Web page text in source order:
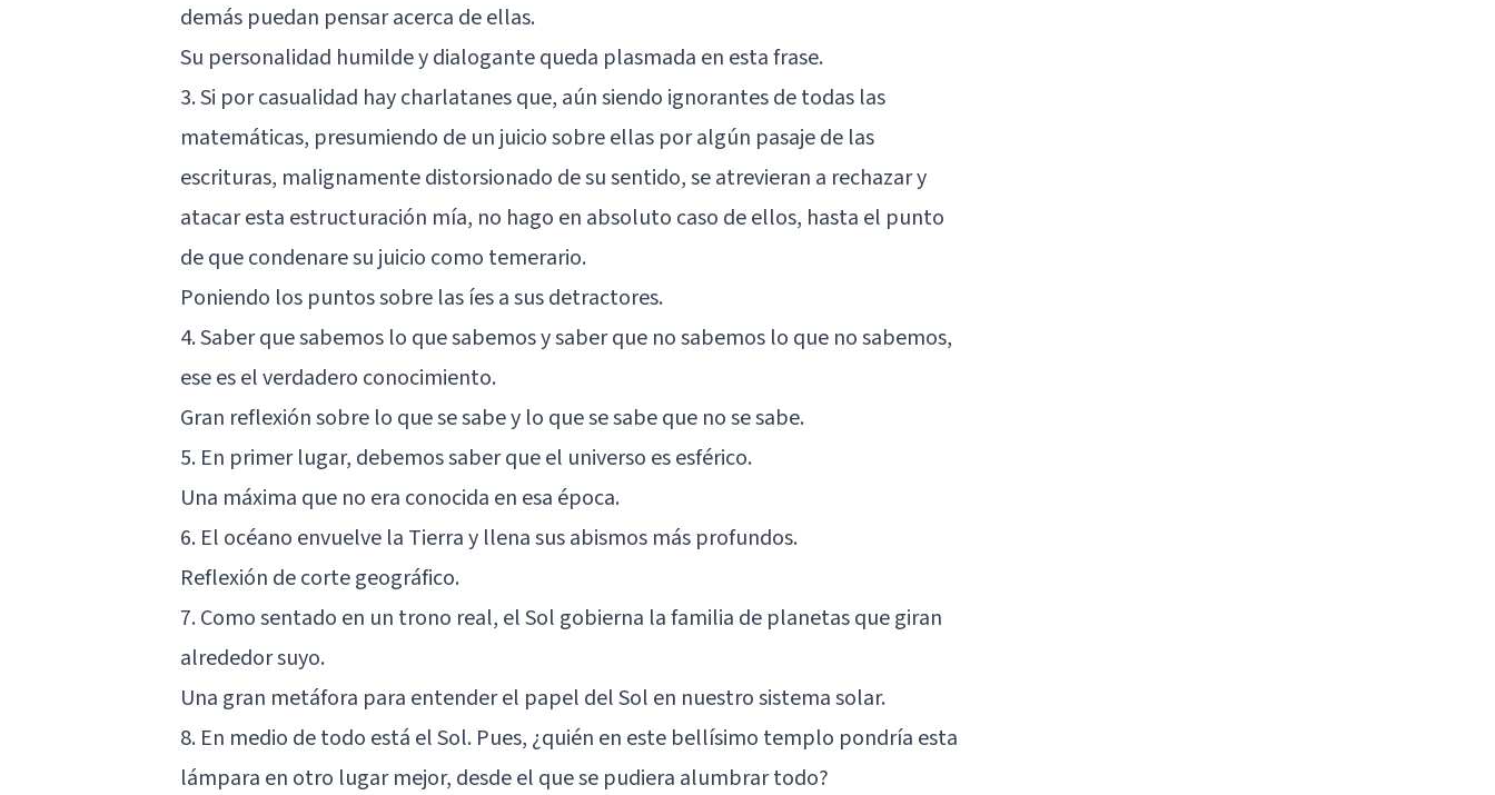
demás puedan pensar acerca de ellas.
Su personalidad humilde y dialogante queda plasmada en esta frase.
3. Si por casualidad hay charlatanes que, aún siendo ignorantes de todas las
matemáticas, presumiendo de un juicio sobre ellas por algún pasaje de las
escrituras, malignamente distorsionado de su sentido, se atrevieran a rechazar y
atacar esta estructuración mía, no hago en absoluto caso de ellos, hasta el punto
de que condenare su juicio como temerario.
Poniendo los puntos sobre las íes a sus detractores.
4. Saber que sabemos lo que sabemos y saber que no sabemos lo que no sabemos,
ese es el verdadero conocimiento.
Gran reflexión sobre lo que se sabe y lo que se sabe que no se sabe.
5. En primer lugar, debemos saber que el universo es esférico.
Una máxima que no era conocida en esa época.
6. El océano envuelve la Tierra y llena sus abismos más profundos.
Reflexión de corte geográfico.
7. Como sentado en un trono real, el Sol gobierna la familia de planetas que giran
alrededor suyo.
Una gran metáfora para entender el papel del Sol en nuestro sistema solar.
8. En medio de todo está el Sol. Pues, ¿quién en este bellísimo templo pondría esta
lámpara en otro lugar mejor, desde el que se pudiera alumbrar todo?